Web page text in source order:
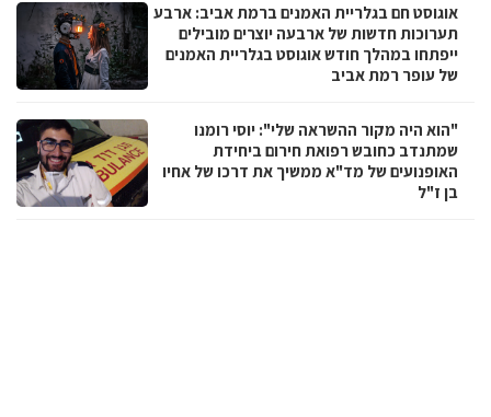
אוגוסט חם בגלריית האמנים ברמת אביב: ארבע
תערוכות חדשות של ארבעה יוצרים מובילים
ייפתחו במהלך חודש אוגוסט בגלריית האמנים
של עופר רמת אביב
"הוא היה מקור ההשראה שלי": יוסי רומנו
שמתנדב כחובש רפואת חירום ביחידת
האופנועים של מד"א ממשיך את דרכו של אחיו
בן ז"ל